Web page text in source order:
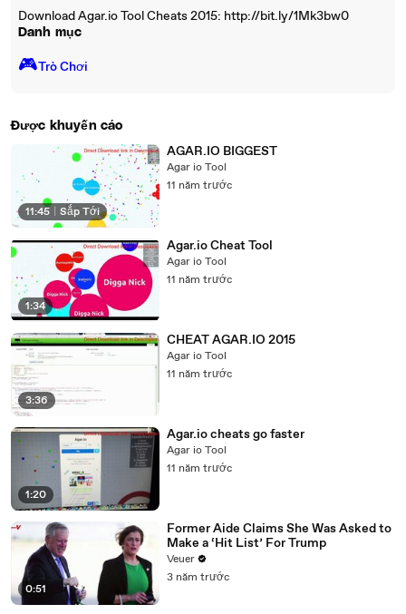
Download Agar.io Tool Cheats 2015: http://bit.ly/1Mk3bw0
Danh mục
🎮️Trò Chơi
Được khuyến cáo
11:45 Sắp Tới
AGAR.IO BIGGEST
Agar io Tool
11 năm trước
1:34
Agar.io Cheat Tool
Agar io Tool
11 năm trước
3:36
CHEAT AGAR.IO 2015
Agar io Tool
11 năm trước
1:20
Agar.io cheats go faster
Agar io Tool
11 năm trước
0:51
Former Aide Claims She Was Asked to
Make a ‘Hit List’ For Trump
Veuer
3 năm trước